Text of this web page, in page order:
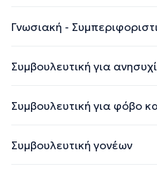
Γνωσιακή -
Συμβουλευτική για
Συμβουλευτική για φόβο
Συμβουλευτική γονέων